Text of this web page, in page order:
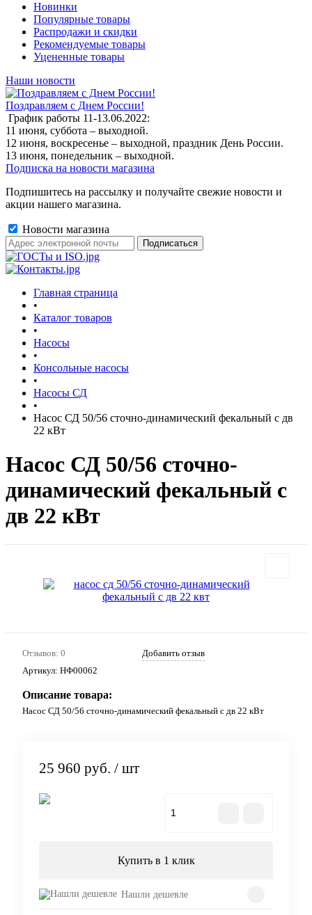
Новинки
Популярные товары
Распродажи и скидки
Рекомендуемые товары
Уцененные товары
Наши новости
Поздравляем с Днем России!
График работы 11-13.06.2022:
11 июня, суббота – выходной.
12 июня, воскресенье – выходной, праздник День России.
13 июня, понедельник – выходной.
Подписка на новости магазина
Подпишитесь на рассылку и получайте свежие новости и
акции нашего магазина.
Новости магазина
Главная страница
•
Каталог товаров
•
Насосы
•
Консольные насосы
•
Насосы СД
•
Насос СД 50/56 сточно-динамический фекальный с дв
22 кВт
Насос СД 50/56 сточно-
динамический фекальный с
дв 22 кВт
Отзывов: 0
Добавить отзыв
Артикул: НФ00062
Описание товара:
Насос СД 50/56 сточно-динамический фекальный с дв 22 кВт
25 960 руб. / шт
Купить в 1 клик
Нашли дешевле